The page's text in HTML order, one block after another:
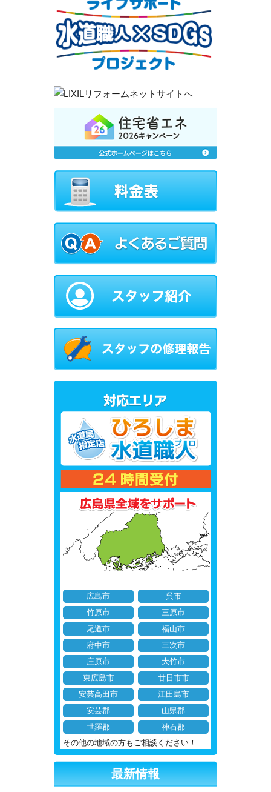
広島市
呉市
竹原市
三原市
尾道市
福山市
府中市
三次市
庄原市
大竹市
東広島市
廿日市市
安芸高田市
江田島市
安芸郡
山県郡
世羅郡
神石郡
その他の地域の方もご相談ください！
最新情報